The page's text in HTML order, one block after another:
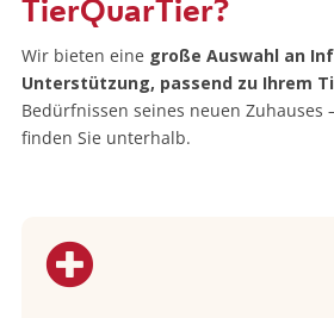
TierQuarTier?
Wir bieten eine große Auswahl an
Unterstützung, passend zu Ihrem
Bedürfnissen seines neuen Zuhauses
finden Sie unterhalb.
